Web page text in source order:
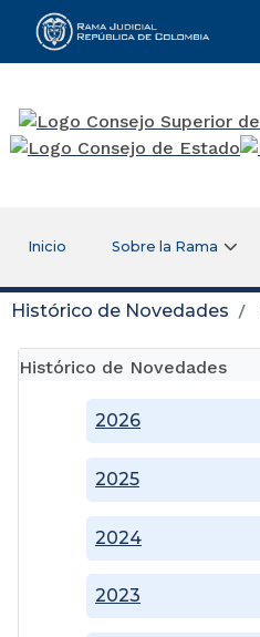
Rama Judicial
Inicio Sobre la Rama
Histórico de Novedades
Histórico de Novedades
2023
2024
2025
2026